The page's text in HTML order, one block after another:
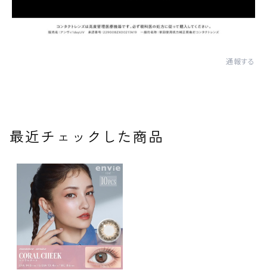
通報する
最近チェックした商品